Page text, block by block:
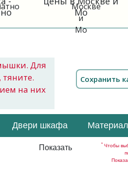
Мо
Для
на них
Двери шкафа
Показать * Чтобы